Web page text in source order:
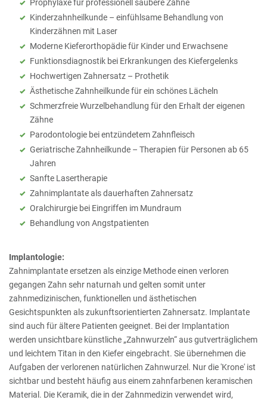
Prophylaxe für professionell saubere Zähne
Kinderzahnheilkunde – einfühlsame Behandlung von
Kinderzähnen mit Laser
Moderne Kieferorthopädie für Kinder und Erwachsene
Funktionsdiagnostik bei Erkrankungen des Kiefergelenks
Hochwertigen Zahnersatz – Prothetik
Ästhetische Zahnheilkunde für ein schönes Lächeln
Schmerzfreie Wurzelbehandlung für den Erhalt der eigenen
Zähne
Parodontologie bei entzündetem Zahnfleisch
Geriatrische Zahnheilkunde – Therapien für Personen ab 65
Jahren
Sanfte Lasertherapie
Zahnimplantate als dauerhaften Zahnersatz
Oralchirurgie bei Eingriffen im Mundraum
Behandlung von Angstpatienten
Implantologie:
Zahnimplantate ersetzen als einzige Methode einen verloren
gegangen Zahn sehr naturnah und gelten somit unter
zahnmedizinischen, funktionellen und ästhetischen
Gesichtspunkten als zukunftsorientierten Zahnersatz. Implantate
sind auch für ältere Patienten geeignet. Bei der Implantation
werden unsichtbare künstliche „Zahnwurzeln“ aus gutverträglichem
und leichtem Titan in den Kiefer eingebracht. Sie übernehmen die
Aufgaben der verlorenen natürlichen Zahnwurzel. Nur die 'Krone' ist
sichtbar und besteht häufig aus einem zahnfarbenen keramischen
Material. Die Keramik, die in der Zahnmedizin verwendet wird,